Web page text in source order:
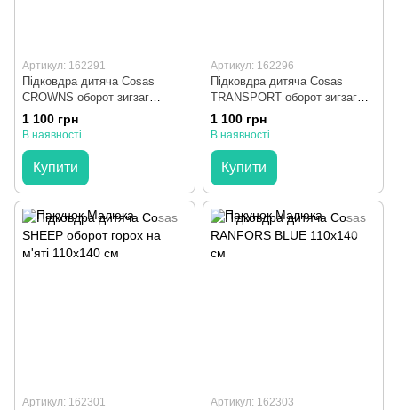
Артикул: 162291
Підковдра дитяча Cosas
CROWNS оборот зигзаг
жовто-сірий 110х140 см
1 100 грн
В наявності
Купити
Артикул: 162296
Підковдра дитяча Cosas
TRANSPORT оборот зигзаг
синій 110х140 см
1 100 грн
В наявності
Купити
Артикул: 162301 Артикул: 162303